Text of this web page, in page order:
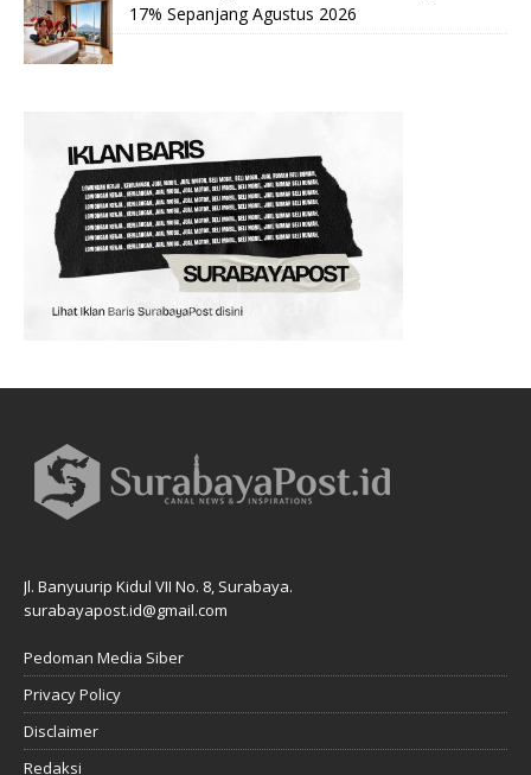
17% Sepanjang Agustus 2026
Jl. Banyuurip Kidul VII No. 8, Surabaya.
surabayapost.id@gmail.com
Pedoman Media Siber
Privacy Policy
Disclaimer
Redaksi